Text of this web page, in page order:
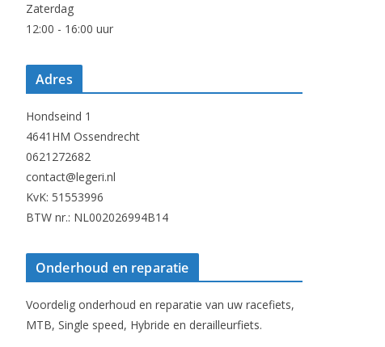
Zaterdag
12:00 - 16:00 uur
Adres
Hondseind 1
4641HM Ossendrecht
0621272682
contact@legeri.nl
KvK: 51553996
BTW nr.: NL002026994B14
Onderhoud en reparatie
Voordelig onderhoud en reparatie van uw racefiets,
MTB, Single speed, Hybride en derailleurfiets.